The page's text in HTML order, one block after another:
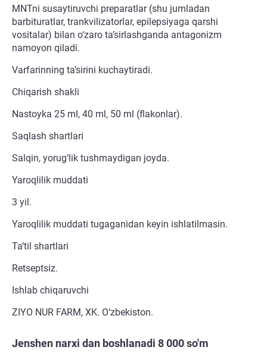
MNTni susaytiruvchi preparatlar (shu jumladan
barbituratlar, trankvilizatorlar, epilepsiyaga qarshi
vositalar) bilan o‘zaro ta’sirlashganda antagonizm
namoyon qiladi.
Varfarinning ta’sirini kuchaytiradi.
Chiqarish shakli
Nastoyka 25 ml, 40 ml, 50 ml (flakonlar).
Saqlash shartlari
Salqin, yorug‘lik tushmaydigan joyda.
Yaroqlilik muddati
3 yil.
Yaroqlilik muddati tugaganidan keyin ishlatilmasin.
Ta’til shartlari
Retseptsiz.
Ishlab chiqaruvchi
ZIYO NUR FARM, XK. O‘zbekiston.
Jenshen narxi dan boshlanadi 8 000 so'm